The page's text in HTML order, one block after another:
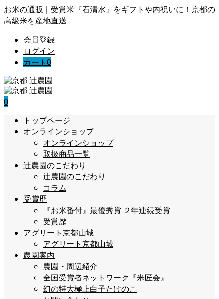
お米の通販｜受賞米『石清水』をギフトや内祝いに！京都の
高級米を産地直送
会員登録
ログイン
カート0
0
トップページ
オンラインショップ
オンラインショップ
取扱商品一覧
辻農園のこだわり
辻農園のこだわり
コラム
受賞歴
『お米番付』最優秀賞 ２年連続受賞
受賞歴
アグリート京都山城
アグリート京都山城
農園案内
農園・周辺紹介
全国受賞者ネットワーク『米匠会』
幻の特大極上白子たけのこ